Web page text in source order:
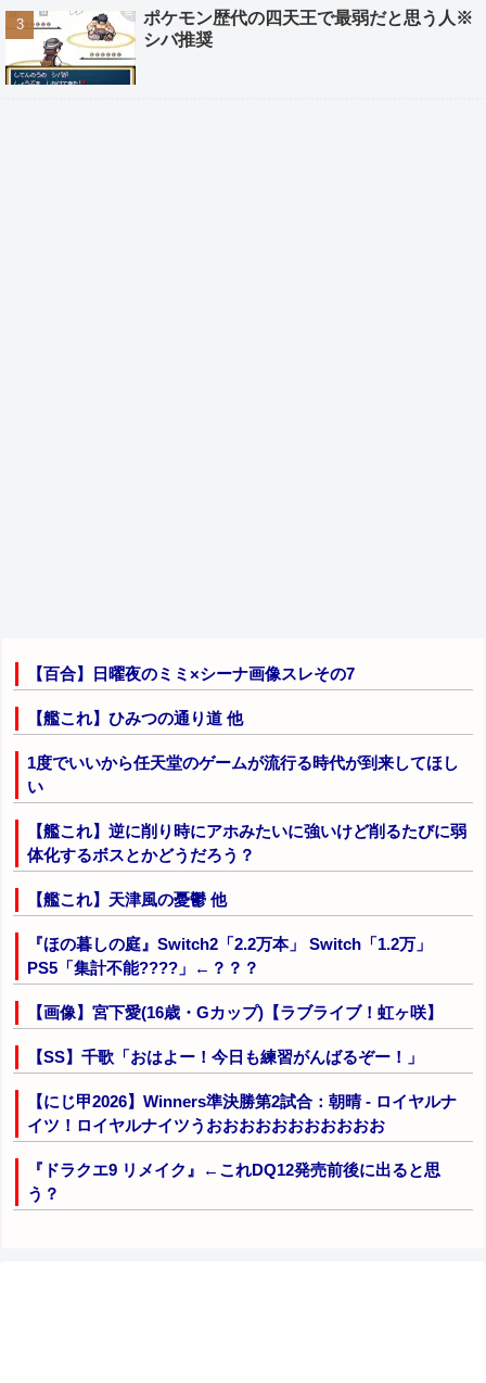
ポケモン歴代の四天王で最弱だと思う人※
シバ推奨
【百合】日曜夜のミミ×シーナ画像スレその7
【艦これ】ひみつの通り道 他
1度でいいから任天堂のゲームが流行る時代が到来してほし
い
【艦これ】逆に削り時にアホみたいに強いけど削るたびに弱
体化するボスとかどうだろう？
【艦これ】天津風の憂鬱 他
『ほの暮しの庭』Switch2「2.2万本」 Switch「1.2万」
PS5「集計不能????」←？？？
【画像】宮下愛(16歳・Gカップ)【ラブライブ！虹ヶ咲】
【SS】千歌「おはよー！今日も練習がんばるぞー！」
【にじ甲2026】Winners準決勝第2試合：朝晴 - ロイヤルナ
イツ！ロイヤルナイツうおおおおおおおおおおお
『ドラクエ9 リメイク』←これDQ12発売前後に出ると思
う？